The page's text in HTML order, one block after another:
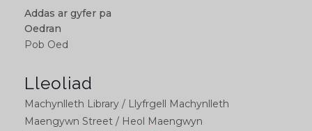
Addas ar gyfer pa
Oedran
Pob Oed
Lleoliad
Machynlleth Library / Llyfrgell Machynlleth
Maengywn Street / Heol Maengwyn